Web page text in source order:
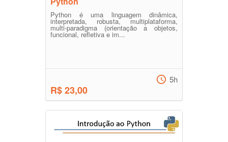
Python é uma linguagem dinâmica,
interpretada, robusta, multiplataforma,
multi-paradigma (orientação a objetos,
funcional, refletiva e im...
R$ 23,00
5h